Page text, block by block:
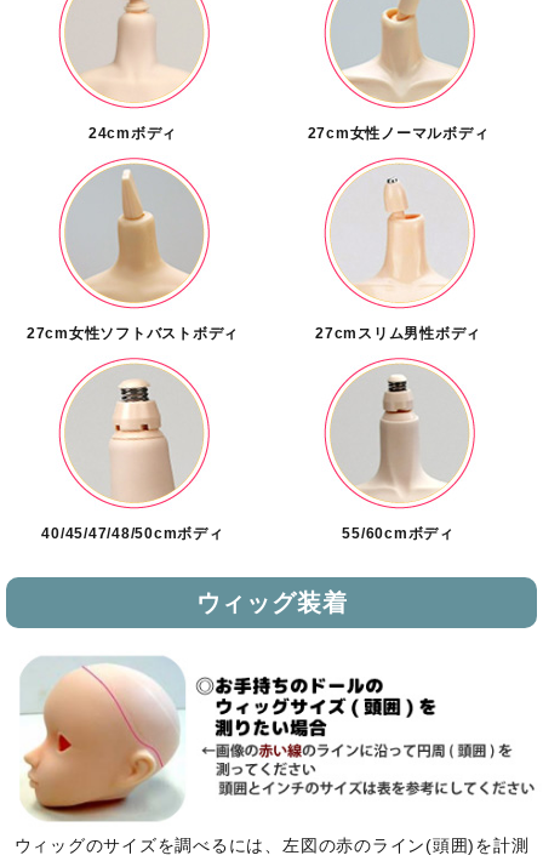
24cmボディ 27cm女性ノーマルボディ
27cm女性ソフトバストボディ 27cmスリム男性ボディ
40/45/47/48/50cmボディ 55/60cmボディ
ウィッグ装着
ウィッグのサイズを調べるには、左図の赤のライン(頭囲)を計測